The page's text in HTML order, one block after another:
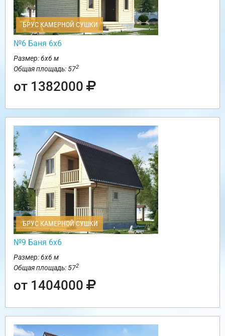
БРУС КАМЕРНОЙ СУШКИ
№6 Баня 6х6
Размер: 6х6 м
Общая площадь: 572
от 1382000
БРУС КАМЕРНОЙ СУШКИ
№9 Баня 6х6
Размер: 6х6 м
Общая площадь: 572
от 1404000